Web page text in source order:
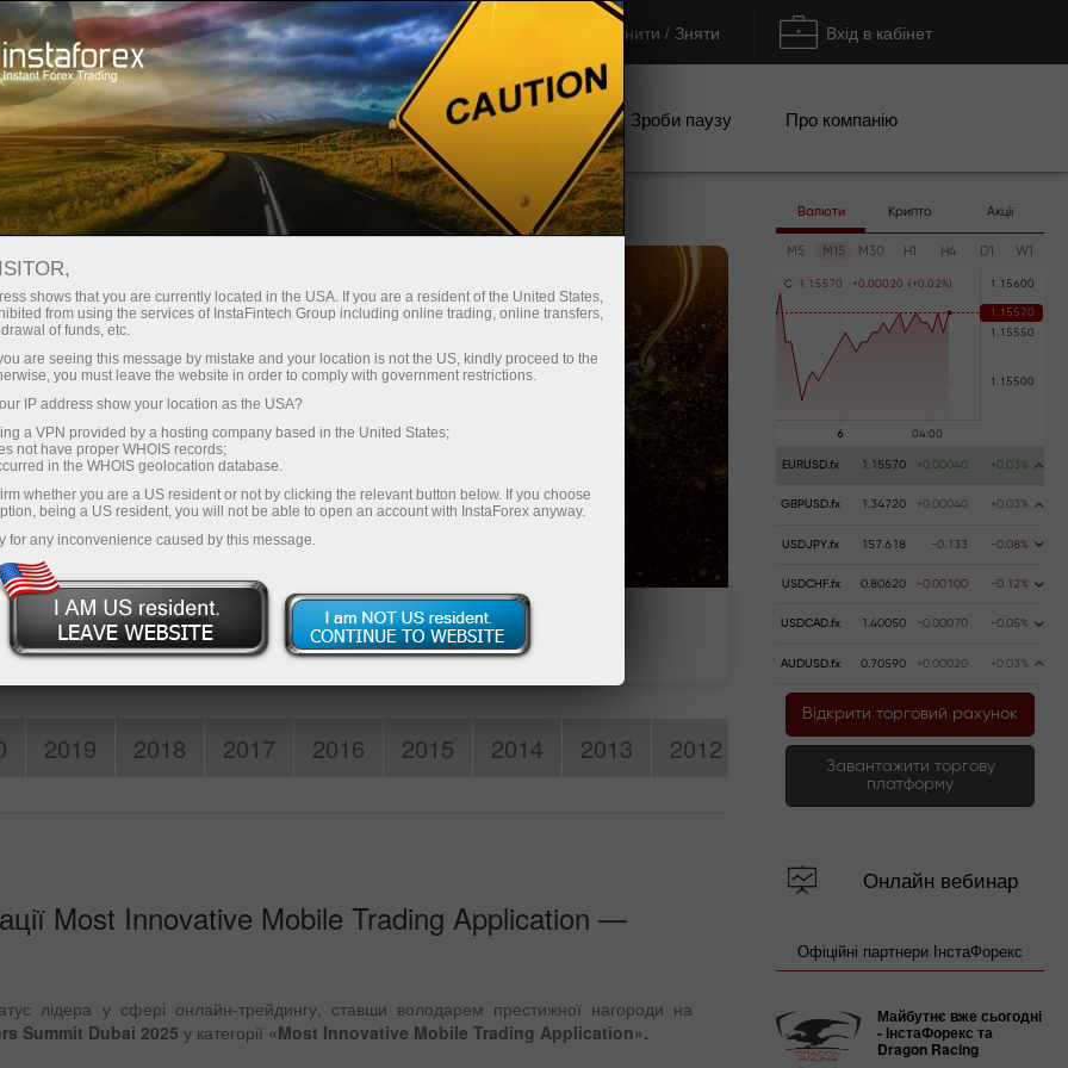
Швидке відкриття рахунку Торгова платформа Поповнити / Зняти Вхід в кабінет
Інвесторам Партнерам Промоакції Зроби паузу Про компанію
Група
Пополнить счёт
2019 2018 2017 2016 2015 2014 2013 2012 2011 2010 2009
Most Innovative Mobile Trading Application —
лідера у сфері онлайн-трейдингу, ставши володарем престижної нагороди на
Summit Dubai 2025 у категорії «Most Innovative Mobile Trading Application».
Валюти Крипто Акції
M5 M15 M30 H1 H4 D1 W1
C 1 . 1 55 70 +0 .000 20 (+0 .0 2%
EURUSD.fx 1.15570 +0.00040 +0.03%
GBPUSD.fx 1.34720 +0.00040 +0.03%
USDJPY.fx 157.618 -0.133 -0.08%
USDCHF.fx 0.80620 -0.00100 -0.12%
USDCAD.fx 1.40050 -0.00070 -0.05%
AUDUSD.fx 0.70590 +0.00020 +0.03%
Відкрити торговий рахунок
Завантажити торгову
платформу
Онлайн вебинар
Офіційні партнери ІнстаФорекс
Майбутнє вже сьогодні
- ІнстаФорекс та
Dragon Racing
shows that you are currently located in the USA. If you are a resident of the United States,
from using the services of InstaFintech Group including online trading, online transfers,
of funds, etc.
are seeing this message by mistake and your location is not the US, kindly proceed to the
you must leave the website in order to comply with government restrictions.
IP address show your location as the USA?
a VPN provided by a hosting company based in the United States;
not have proper WHOIS records;
in the WHOIS geolocation database.
whether you are a US resident or not by clicking the relevant button below. If you choose
being a US resident, you will not be able to open an account with InstaForex anyway.
for any inconvenience caused by this message.